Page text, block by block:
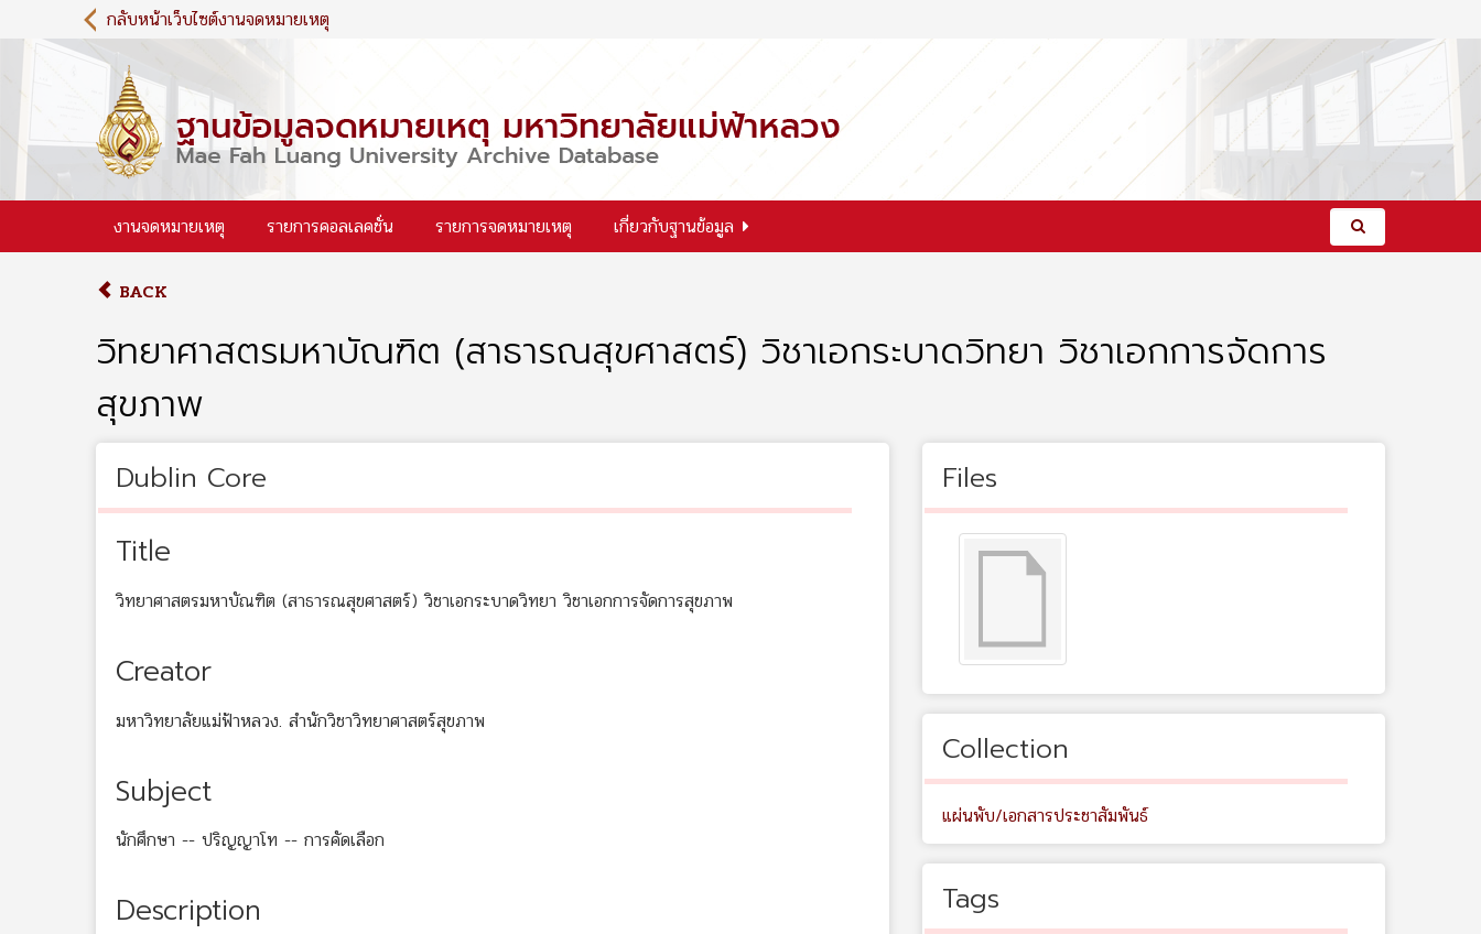
i
c
กลับหน้าเว็บไซต์งานจดหมายเหตุ
งานจดหมายเหตุ รายการคอลเลคชั่น รายการจดหมายเหตุ เกี่ยวกับฐานข้อมูล
BACK
วิทยาศาสตรมหาบัณฑิต (สาธารณสุขศาสตร์) วิชาเอกระบาดวิทยา วิชาเอกการจัดการ
สุขภาพ
Dublin Core
Title
วิทยาศาสตรมหาบัณฑิต (สาธารณสุขศาสตร์) วิชาเอกระบาดวิทยา วิชาเอกการจัดการสุขภาพ
Creator
มหาวิทยาลัยแม่ฟ้าหลวง. สำนักวิชาวิทยาศาสตร์สุขภาพ
Subject
นักศึกษา -- ปริญญาโท -- การคัดเลือก
Description
Files
Collection
แผ่นพับ/เอกสารประชาสัมพันธ์
Tags